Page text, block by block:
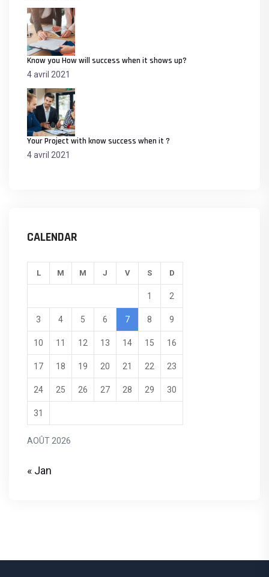
Know you How will success when it shows up?
4 avril 2021
Your Project with know success when it ?
4 avril 2021
CALENDAR
AOÛT 2026
L M M J V S D
1 2
3 4 5 6 7 8 9
10 11 12 13 14 15 16
17 18 19 20 21 22 23
24 25 26 27 28 29 30
31
« Jan